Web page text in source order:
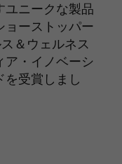
ユニークな製品
ョーストッパー
＆ウェルネス
ア・イノベーシ
を受賞しまし